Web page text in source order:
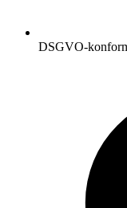
DSGVO-